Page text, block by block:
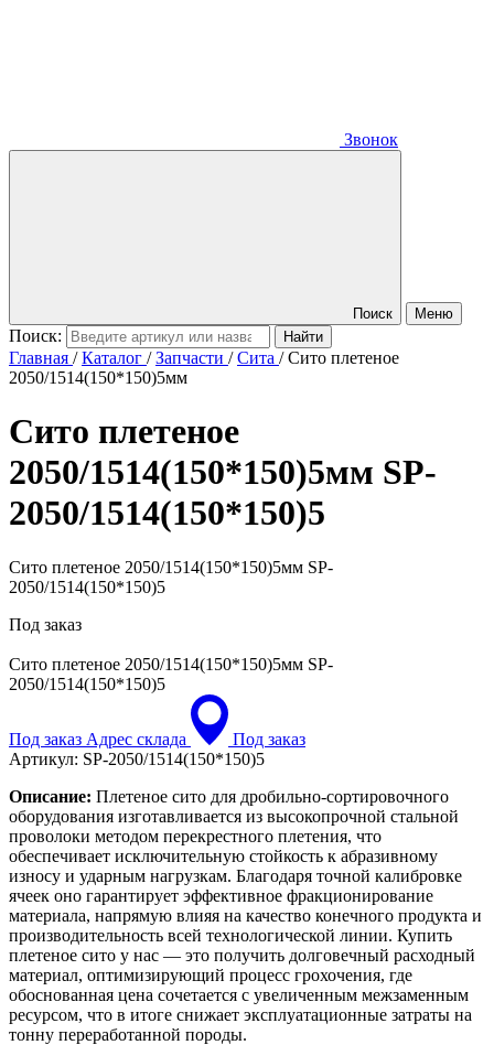
Звонок
Поиск Меню
Поиск:
Главная /Каталог /Запчасти /Сита /Сито плетеное
2050/1514(150*150)5мм
Сито плетеное
2050/1514(150*150)5мм SP-
2050/1514(150*150)5
Сито плетеное 2050/1514(150*150)5мм SP-
2050/1514(150*150)5
Под заказ
Сито плетеное 2050/1514(150*150)5мм SP-
2050/1514(150*150)5
Под заказ Адрес склада
Под заказ
Артикул: SP-2050/1514(150*150)5
Описание: Плетеное сито для дробильно-сортировочного
оборудования изготавливается из высокопрочной стальной
проволоки методом перекрестного плетения, что
обеспечивает исключительную стойкость к абразивному
износу и ударным нагрузкам. Благодаря точной калибровке
ячеек оно гарантирует эффективное фракционирование
материала, напрямую влияя на качество конечного продукта и
производительность всей технологической линии. Купить
плетеное сито у нас — это получить долговечный расходный
материал, оптимизирующий процесс грохочения, где
обоснованная цена сочетается с увеличенным межзаменным
ресурсом, что в итоге снижает эксплуатационные затраты на
тонну переработанной породы.